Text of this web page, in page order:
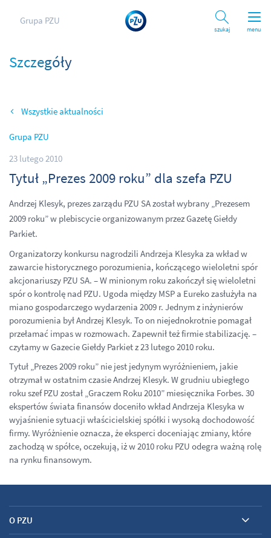
menu
Grupa PZU
Szukaj
Szczegóły
Wszystkie aktualności
Grupa PZU
23 lutego 2010
Tytuł „Prezes 2009 roku” dla szefa PZU
Andrzej Klesyk, prezes zarządu PZU SA został wybrany „Prezesem
2009 roku” w plebiscycie organizowanym przez Gazetę Giełdy
Parkiet.
Organizatorzy konkursu nagrodzili Andrzeja Klesyka za wkład w
zawarcie historycznego porozumienia, kończącego wieloletni spór
akcjonariuszy PZU SA. – W minionym roku zakończył się wieloletni
spór o kontrolę nad PZU. Ugoda między MSP a Eureko zasłużyła na
miano gospodarczego wydarzenia 2009 r. Jednym z inżynierów
porozumienia był Andrzej Klesyk. To on niejednokrotnie pomagał
przełamać impas w rozmowach. Zapewnił też firmie stabilizację. –
czytamy w Gazecie Giełdy Parkiet z 23 lutego 2010 roku.
Tytuł „Prezes 2009 roku” nie jest jedynym wyróżnieniem, jakie
otrzymał w ostatnim czasie Andrzej Klesyk. W grudniu ubiegłego
roku szef PZU został „Graczem Roku 2010” miesięcznika Forbes. 30
ekspertów świata finansów doceniło wkład Andrzeja Klesyka w
wyjaśnienie sytuacji właścicielskiej spółki i wysoką dochodowość
firmy. Wyróżnienie oznacza, że eksperci doceniając zmiany, które
zachodzą w spółce, oczekują, iż w 2010 roku PZU odegra ważną rolę
na rynku finansowym.
O PZU